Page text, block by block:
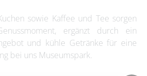
sowie Kaffee und Tee sorgen
ergänzt durch ein
und kühle Getränke für eine
bei uns Museumspark.